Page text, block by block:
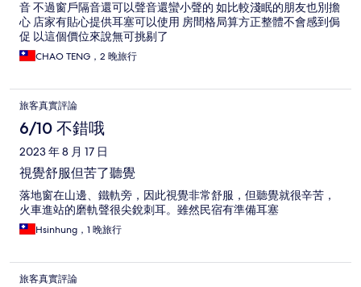
音 不過窗戶隔音還可以聲音還蠻小聲的 如比較淺眠的朋友也別擔
心 店家有貼心提供耳塞可以使用 房間格局算方正整體不會感到侷
促 以這個價位來說無可挑剔了
CHAO TENG，2 晚旅行
旅客真實評論
6/10 不錯哦
2023 年 8 月 17 日
視覺舒服但苦了聽覺
落地窗在山邊、鐵軌旁，因此視覺非常舒服，但聽覺就很辛苦，
火車進站的磨軌聲很尖銳刺耳。雖然民宿有準備耳塞
Hsinhung，1 晚旅行
旅客真實評論